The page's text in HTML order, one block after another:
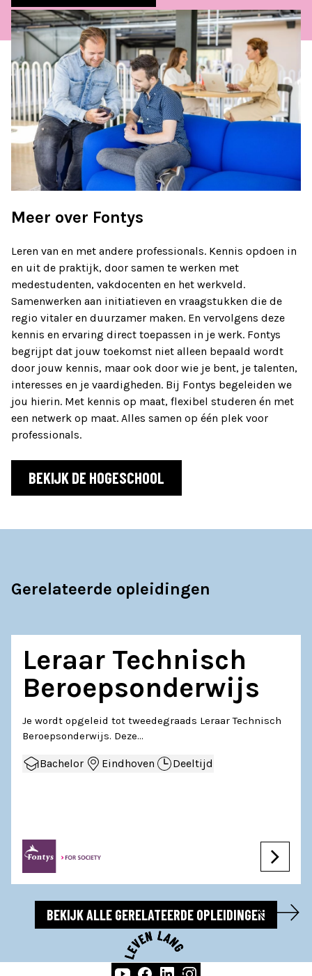
Meer over Fontys
Leren van en met andere professionals. Kennis opdoen in
en uit de praktijk, door samen te werken met
medestudenten, vakdocenten en het werkveld.
Samenwerken aan initiatieven en vraagstukken die de
regio vitaler en duurzamer maken. En vervolgens deze
kennis en ervaring direct toepassen in je werk. Fontys
begrijpt dat jouw toekomst niet alleen bepaald wordt
door jouw kennis, maar ook door wie je bent, je talenten,
interesses en je vaardigheden. Bij Fontys begeleiden we
jou hierin. Met kennis op maat, flexibel studeren én met
een netwerk op maat. Alles samen op één plek voor
professionals.
BEKIJK DE HOGESCHOOL
Gerelateerde opleidingen
Leraar Technisch
Beroepsonderwijs
Je wordt opgeleid tot tweedegraads Leraar Technisch
Beroepsonderwijs. Deze…
Bachelor Eindhoven Deeltijd
BEKIJK ALLE GERELATEERDE OPLEIDINGEN